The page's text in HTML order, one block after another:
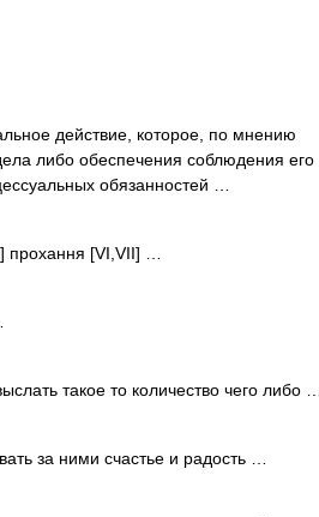
действие, которое, по мнению
либо обеспечения соблюдения его
обязанностей …
прохання [VI,VII] …
такое то количество чего либо …
за ними счастье и радость …